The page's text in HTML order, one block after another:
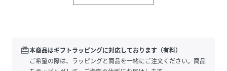
エア設計。
・鞄のポケットにすっぽりと収まり、シルエットを崩さない
redeem本商品はギフトラッピングに対応しております（有料）
ご希望の際は、ラッピングと商品を一緒にご注文ください。商品